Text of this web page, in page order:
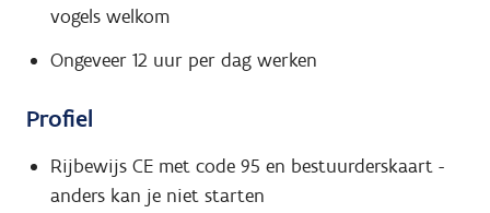
vogels welkom
Ongeveer 12 uur per dag werken
Profiel
Rijbewijs CE met code 95 en bestuurderskaart -
anders kan je niet starten